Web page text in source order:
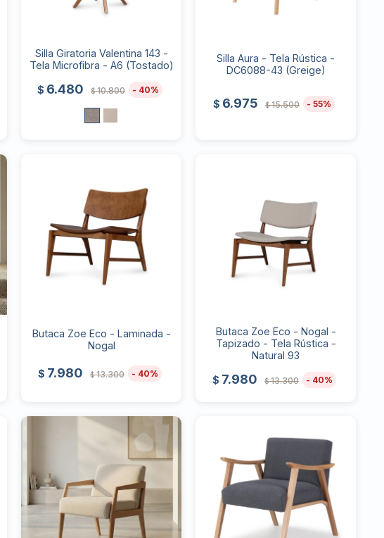
Silla Giratoria Valentina 143 -
Tela Microfibra - A6 (Tostado)
$ 6.480 $ 10.800 40
Silla Aura - Tela Rústica -
DC6088-43 (Greige)
$ 6.975 $ 15.500 55
Butaca Zoe Eco - Laminada -
Nogal
$ 7.980 $ 13.300 40
Butaca Zoe Eco - Nogal -
Tapizado - Tela Rústica -
Natural 93
$ 7.980 $ 13.300 40